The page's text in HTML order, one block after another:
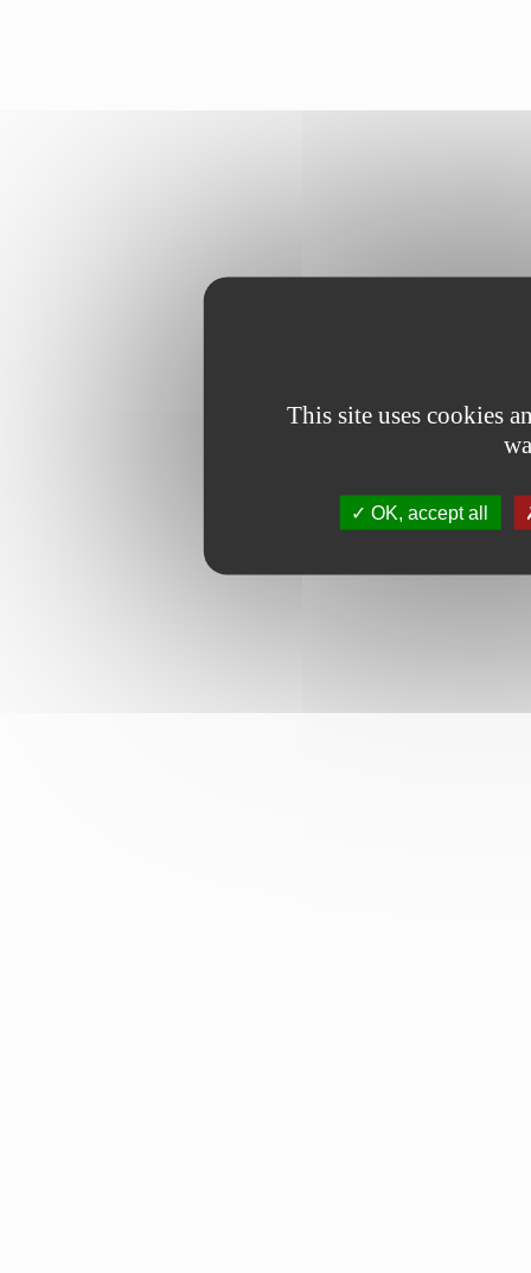
This site uses cookies
OK, accept all